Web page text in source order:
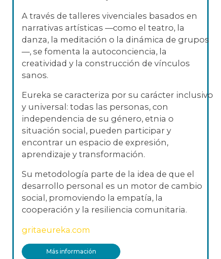
A través de talleres vivenciales basados en
narrativas artísticas —como el teatro, la
danza, la meditación o la dinámica de grupos
—, se fomenta la autoconciencia, la
creatividad y la construcción de vínculos
sanos.
Eureka se caracteriza por su carácter inclusivo
y universal: todas las personas, con
independencia de su género, etnia o
situación social, pueden participar y
encontrar un espacio de expresión,
aprendizaje y transformación.
Su metodología parte de la idea de que el
desarrollo personal es un motor de cambio
social, promoviendo la empatía, la
cooperación y la resiliencia comunitaria.
gritaeureka.com
Más información